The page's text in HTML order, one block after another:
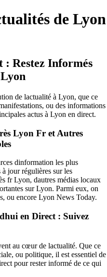
de Lyon
Restez Informés
de lactualité à Lyon, que ce
ou des informations
actus à Lyon en direct.
Lyon Fr et Autres
dinformation les plus
jour régulières sur les
fr Lyon, dautres médias locaux
sur Lyon. Parmi eux, on
ou encore Lyon News Today.
en Direct : Suivez
au cœur de lactualité. Que ce
ou politique, il est essentiel de
pour rester informé de ce qui